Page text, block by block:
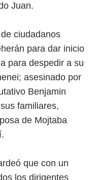
Juan.
ciudadanos
para dar inicio
para despedir a su
asesinado por
Benjamin
familiares,
de Mojtaba
que con un
los dirigentes